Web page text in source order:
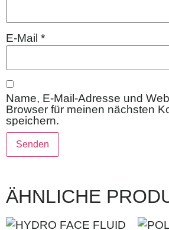
E-Mail *
Name, E-Mail-Adresse und
Browser für meinen nächsten
speichern.
ÄHNLICHE